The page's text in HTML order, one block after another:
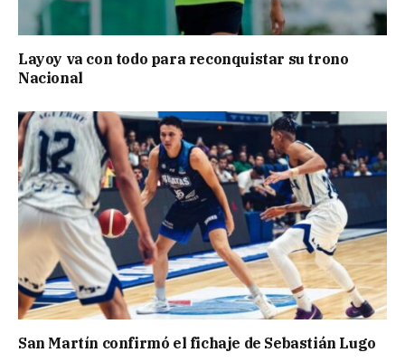
Layoy va con todo para reconquistar su trono
Nacional
San Martín confirmó el fichaje de Sebastián Lugo